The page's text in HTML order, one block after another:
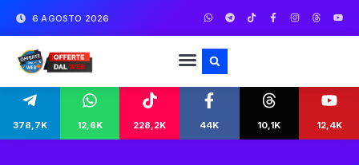
6 AGOSTO 2026
378,7K 12,6K 228,2K 44K 10,1K 12,4K